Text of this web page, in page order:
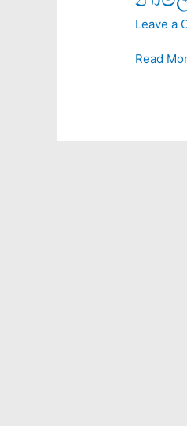
Leave a
දිලිත්ට
Read